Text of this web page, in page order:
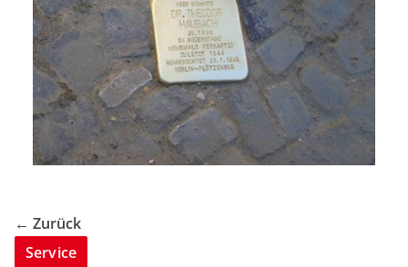
← Zurück
Service